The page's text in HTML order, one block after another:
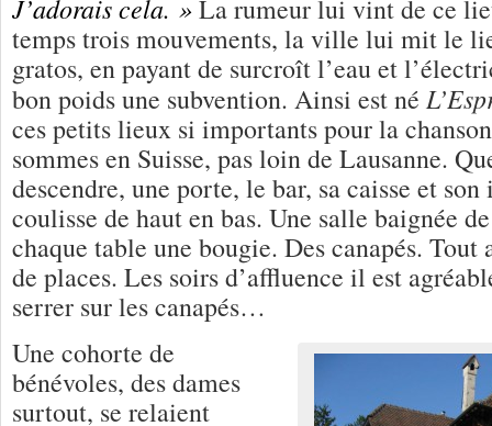
J’adorais cela. »La rumeur lui vint de ce
temps trois mouvements, la ville lui mit le
gratos, en payant de surcroît l’eau et
bon poids une subvention. Ainsi est né
ces petits lieux si importants pour la
sommes en Suisse, pas loin de Lausanne.
descendre, une porte, le bar, sa caisse et
coulisse de haut en bas. Une salle baignée
chaque table une bougie. Des canapés. Tout
de places. Les soirs d’affluence il est
serrer sur les canapés…
Une cohorte de
bénévoles, des dames
surtout, se relaient